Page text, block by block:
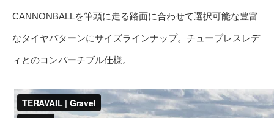
CANNONBALLを筆頭に走る路面に合わせて選択可能な豊富
なタイヤパターンにサイズラインナップ。チューブレスレデ
ィとのコンパーチブル仕様。